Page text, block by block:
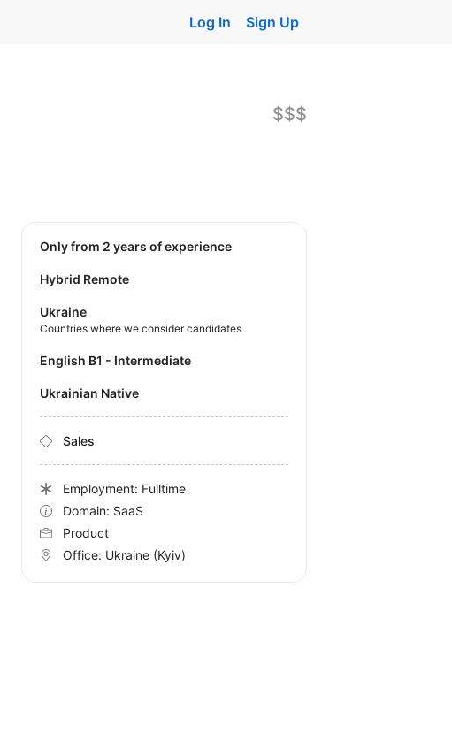
Log In Sign Up
$$$
Only from 2 years of experience
Hybrid Remote
Ukraine
Countries where we consider candidates
English B1 - Intermediate
Ukrainian Native
Sales
Employment: Fulltime
Domain: SaaS
Product
Office: Ukraine (Kyiv)